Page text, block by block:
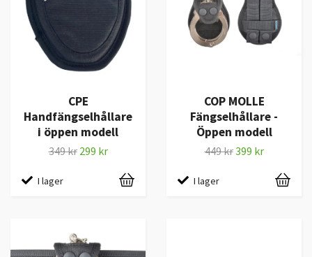
CPE
Handfängselhållare
i öppen modell
349 kr 299 kr
I lager
COP MOLLE
Fängselhållare -
Öppen modell
449 kr399 kr
I lager